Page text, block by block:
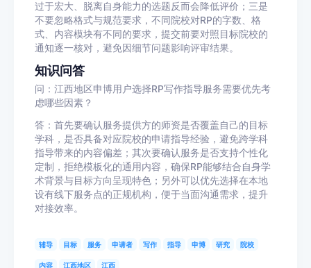
过于宏大、脱离自身能力的选题反而会降低评价；三是
不要忽略格式与规范要求，不同院校对RP的字数、格
式、内容模块有不同的要求，提交前要对照目标院校的
通知逐一核对，避免因细节问题影响评审结果。
知识问答
问：江西地区申博用户选择RP写作指导服务需要优先考
虑哪些因素？
答：首先要确认服务提供方的师资是否覆盖自己的目标
学科，是否具备对应院校的申请指导经验，避免跨学科
指导带来的内容偏差；其次要确认服务是否支持个性化
定制，拒绝模板化的通用内容，确保RP能够结合自身学
术背景与目标方向呈现特色；另外可以优先选择在本地
设有线下服务点的正规机构，便于当面沟通需求，提升
对接效率。
辅导 目标 服务 申请者 写作 指导 申博 研究 院校
内容 江西地区 江西